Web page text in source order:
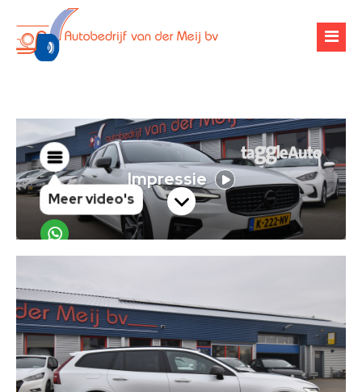
Occasions
Werkplaats
Banden & velgen
Chiptuning
Financiering
Zoekopdracht
Contact